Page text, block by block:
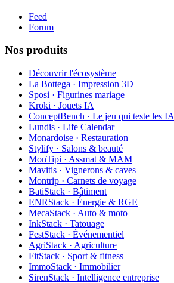
Feed
Forum
Nos produits
Découvrir l'écosystème
La Bottega · Impression 3D
Sposi · Figurines mariage
Kroki · Jouets IA
ConceptBench · Le jeu qui teste les IA
Lundis · Life Calendar
Monardoise · Restauration
Stylify · Salons & beauté
MonTipi · Assmat & MAM
Mavitis · Vignerons & caves
Montrip · Carnets de voyage
BatiStack · Bâtiment
ENRStack · Énergie & RGE
MecaStack · Auto & moto
InkStack · Tatouage
FestStack · Événementiel
AgriStack · Agriculture
FitStack · Sport & fitness
ImmoStack · Immobilier
SirenStack · Intelligence entreprise